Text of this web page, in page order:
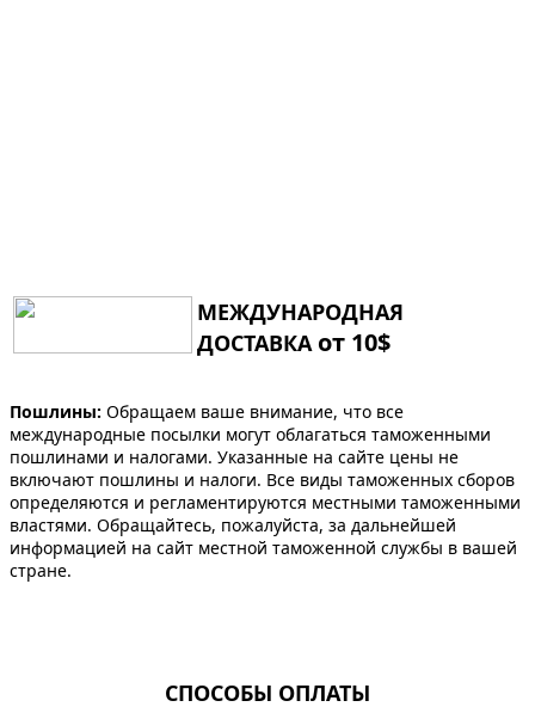
МЕЖДУНАРОДНАЯ
ДОСТАВКА от 10$
Пошлины: Обращаем ваше внимание, что все
международные посылки могут облагаться таможенными
пошлинами и налогами. Указанные на сайте цены не
включают пошлины и налоги. Все виды таможенных сборов
определяются и регламентируются местными таможенными
властями. Обращайтесь, пожалуйста, за дальнейшей
информацией на сайт местной таможенной службы в вашей
стране.
СПОСОБЫ ОПЛАТЫ